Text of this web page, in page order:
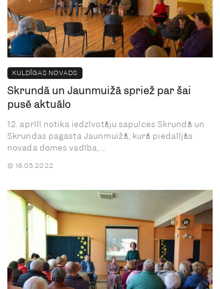
KULDĪGAS NOVADS
Skrundā un Jaunmuižā spriež par šai
pusē aktuālo
12. aprīlī notika iedzīvotāju sapulces Skrundā un
Skrundas pagasta Jaunmuižā, kurā piedalījās
novada domes vadība, ...
16.05.2022